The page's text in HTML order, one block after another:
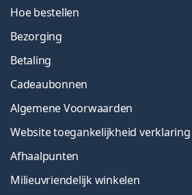
Hoe bestellen
Bezorging
Betaling
Cadeaubonnen
Algemene Voorwaarden
Website toegankelijkheid verklaring
Afhaalpunten
Milieuvriendelijk winkelen